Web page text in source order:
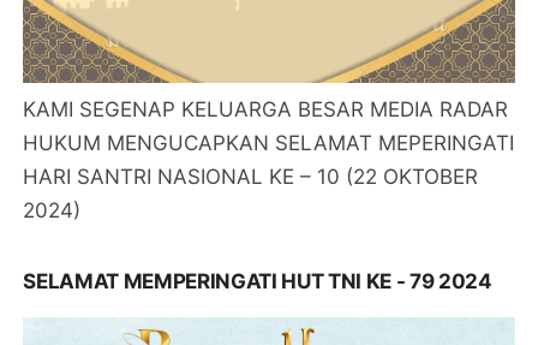
KAMI SEGENAP KELUARGA BESAR MEDIA RADAR
HUKUM MENGUCAPKAN SELAMAT MEPERINGATI
HARI SANTRI NASIONAL KE – 10 (22 OKTOBER
2024)
SELAMAT MEMPERINGATI HUT TNI KE - 79 2024